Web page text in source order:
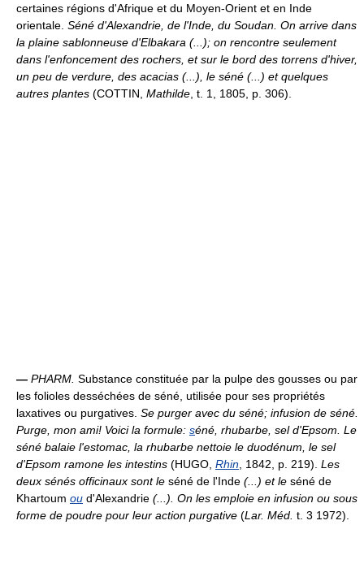
certaines régions d'Afrique et du Moyen-Orient et en Inde
orientale. Séné d'Alexandrie, de l'Inde, du Soudan. On arrive dans
la plaine sablonneuse d'Elbakara (...); on rencontre seulement
dans l'enfoncement des rochers, et sur le bord des torrens d'hiver,
un peu de verdure, des acacias (...), le séné (...) et quelques
autres plantes (COTTIN, Mathilde , t. 1, 1805, p. 306).
— PHARM. Substance constituée par la pulpe des gousses ou par
les folioles desséchées de séné, utilisée pour ses propriétés
laxatives ou purgatives. Se purger avec du séné; infusion de séné.
Purge, mon ami! Voici la formule: séné, rhubarbe, sel d'Epsom. Le
séné balaie l'estomac, la rhubarbe nettoie le duodénum, le sel
d'Epsom ramone les intestins (HUGO, Rhin , 1842, p. 219). Les
deux sénés officinaux sont le séné de l'Inde (...) et le séné de
Khartoum ou d'Alexandrie (...). On les emploie en infusion ou sous
forme de poudre pour leur action purgative (Lar. Méd. t. 3 1972).